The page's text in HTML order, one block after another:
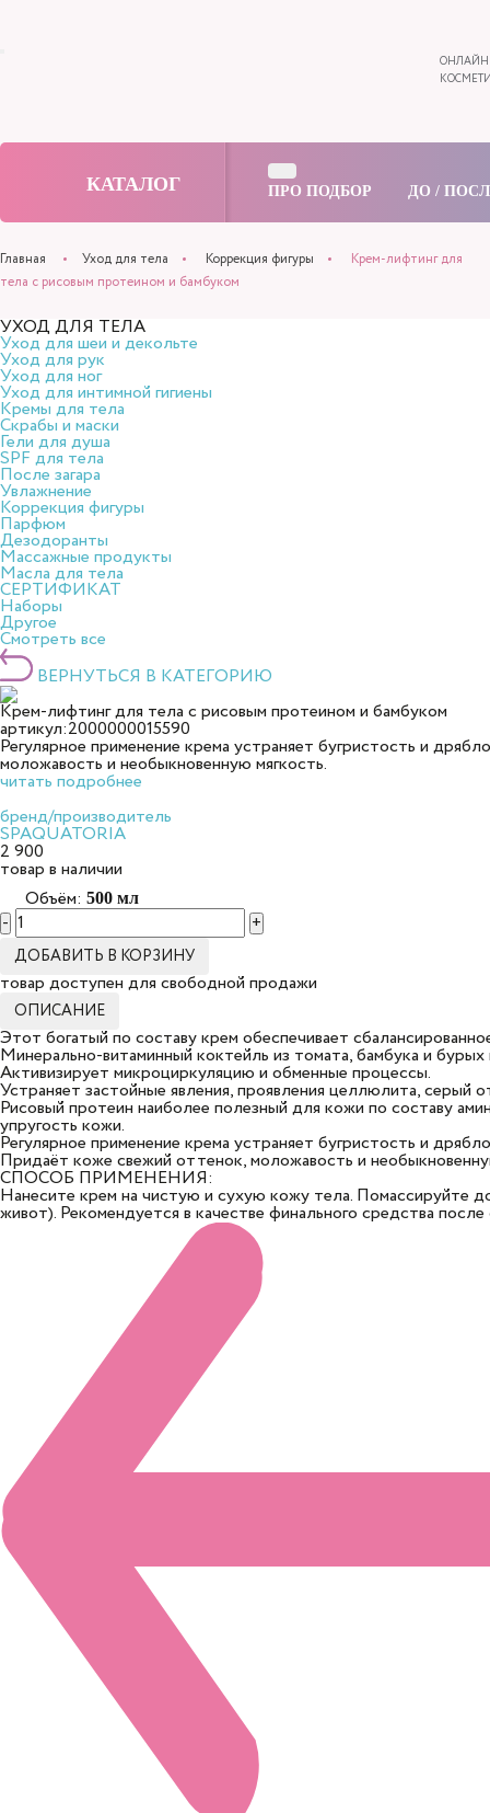
ОНЛАЙН
КАТАЛОГ ПРО ПОДБОР ДО /
Главная Уход для тела Коррекция фигуры
Крем-лифтинг для
тела с рисовым протеином и бамбуком
УХОД ДЛЯ ТЕЛА
Уход для шеи и декольте
Уход для рук
Уход для ног
Уход для интимной гигиены
Кремы для тела
Скрабы и маски
Гели для душа
SPF для тела
После загара
Увлажнение
Коррекция фигуры
Парфюм
Дезодоранты
Массажные продукты
Масла для тела
СЕРТИФИКАТ
Наборы
Другое
Смотреть все
ВЕРНУТЬСЯ В КАТЕГОРИЮ
Крем-лифтинг для тела с рисовым протеином и бамбуком
артикул:2000000015590
Регулярное применение крема устраняет бугристость и
моложавость и необыкновенную мягкость.
читать подробнее
бренд/производитель
SPAQUATORIA
2 900
товар в наличии
Объём: 500 мл
- +
ДОБАВИТЬ В КОРЗИНУ
товар доступен для свободной продажи
ОПИСАНИЕ
Этот богатый по составу крем обеспечивает
Минерально-витаминный коктейль из томата, бамбука и
Активизирует микроциркуляцию и обменные процессы.
Устраняет застойные явления, проявления целлюлита, серый
Рисовый протеин наиболее полезный для кожи по составу
упругость кожи.
Регулярное применение крема устраняет бугристость и
Придаёт коже свежий оттенок, моложавость и
СПОСОБ ПРИМЕНЕНИЯ:
Нанесите крем на чистую и сухую кожу тела. Помассируйте
живот). Рекомендуется в качестве финального средства